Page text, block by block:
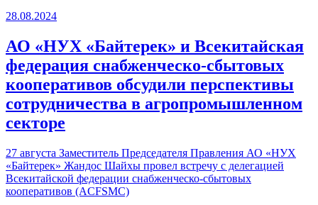
28.08.2024
АО «НУХ «Байтерек» и Всекитайская
федерация снабженческо-сбытовых
кооперативов обсудили перспективы
сотрудничества в агропромышленном
секторе
27 августа Заместитель Председателя Правления АО «НУХ
«Байтерек» Жандос Шайхы провел встречу с делегацией
Всекитайской федерации снабженческо-сбытовых
кооперативов (ACFSMC)